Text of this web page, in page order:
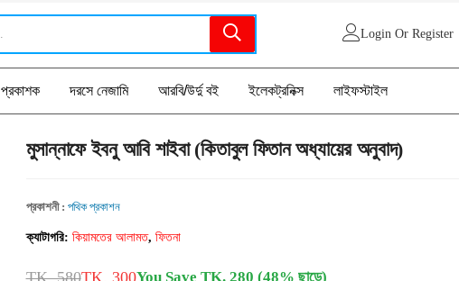
Login Or Register
প্রকাশক দরসে নেজামি আরবি/উর্দু বই ইলেকট্রনিক্স লাইফস্টাইল
মুসান্নাফে ইবনু আবি শাইবা (কিতাবুল ফিতান অধ্যায়ের অনুবাদ)
প্রকাশনী : পথিক প্রকাশন
ক্যাটাগরি: কিয়ামতের আলামত, ফিতনা
TK. 580TK. 300You Save TK. 280 (48% ছাড়ে)